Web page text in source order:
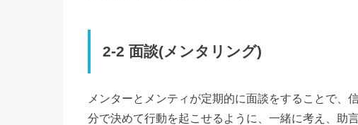
2-2 面談(メンタリング)
メンターとメンティが定期的に面談をすることで、
分で決めて行動を起こせるように、一緒に考え、助